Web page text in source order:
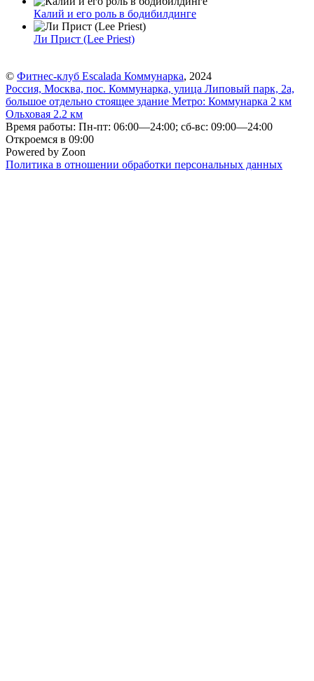
Калий и его роль в бодибилдинге
Ли Прист (Lee Priest)
© Фитнес-клуб Escalada Коммунарка, 2024
Россия, Москва, пос. Коммунарка, улица Липовый парк, 2а,
большое отдельно стоящее здание Метро: Коммунарка 2 км
Ольховая 2.2 км
Время работы: Пн-пт: 06:00—24:00; сб-вс: 09:00—24:00
Откроемся в 09:00
Powered by Zoon
Политика в отношении обработки персональных данных